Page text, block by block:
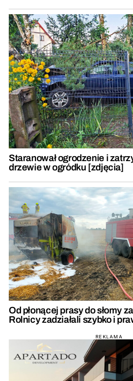
Staranował ogrodzenie i
drzewie w ogródku [zdjęcia]
Od płonącej prasy do słomy
Rolnicy zadziałali szybko i
REKLAMA